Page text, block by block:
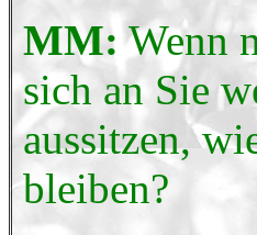
MM:Wenn
sich an Sie
aussitzen,
bleiben?